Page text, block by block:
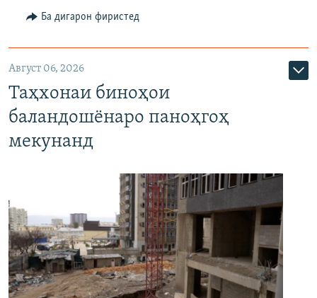
Ба дигарон фиристед
Август 06, 2026
Таҳхонаи биноҳои
баландошёнаро паноҳгоҳ
мекунанд